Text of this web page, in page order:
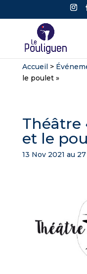
Accueil>
le poulet »
Théâtre
et le
13 Nov 2021 au